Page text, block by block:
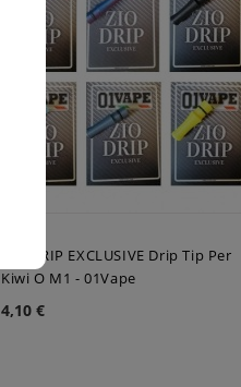
ZIO DRIP EXCLUSIVE Drip Tip Per
Kiwi O M1 - 01Vape
4,10 €